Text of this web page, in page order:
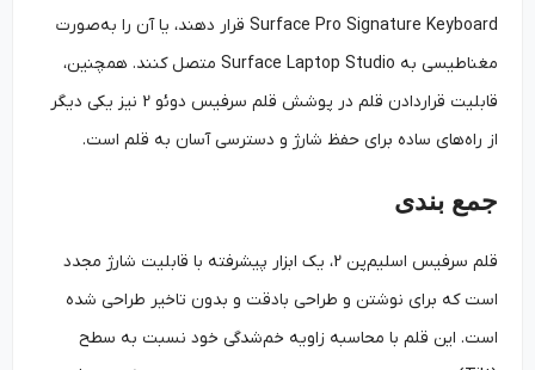
Surface Pro Signature Keyboard قرار دهند، یا آن را به‌‌صورت
مغناطیسی به Surface Laptop Studio متصل کنند. همچنین،
قابلیت قراردادن قلم در پوشش قلم سرفیس دوئو 2 نیز یکی دیگر
از راه‌های ساده برای حفظ شارژ و دسترسی آسان به قلم است.
جمع بندی
قلم سرفیس اسلیم‌پن 2، یک ابزار پیشرفته با قابلیت شارژ مجدد
است که برای نوشتن و طراحی بادقت و بدون تاخیر طراحی شده
است. این قلم با محاسبه زاویه خم‌شدگی خود نسبت به سطح